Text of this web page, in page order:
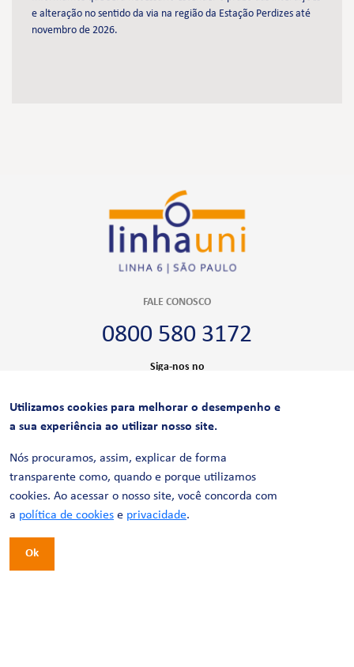
e alteração no sentido da via na região da Estação Perdizes até
novembro de 2026.
FALE CONOSCO
0800 580 3172
Siga-nos no
CERTIFICAÇÕES
Utilizamos cookies para melhorar o desempenho e
a sua experiência ao utilizar nosso site.
Nós procuramos, assim, explicar de forma
transparente como, quando e porque utilizamos
cookies. Ao acessar o nosso site, você concorda com
a política de cookies e privacidade.
Ok